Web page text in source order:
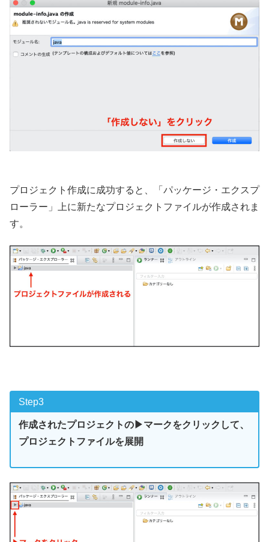
プロジェクト作成に成功すると、「パッケージ・エクスプ
ローラー」上に新たなプロジェクトファイルが作成されま
す。
Step3
作成されたプロジェクトの▶︎マークをクリックして、
プロジェクトファイルを展開